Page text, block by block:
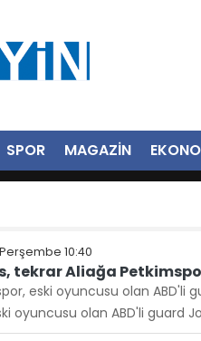
SPOR MAGAZİN
10:40
tekrar Aliağa
eski oyuncusu olan ABD'li
oyuncusu olan ABD'li guard